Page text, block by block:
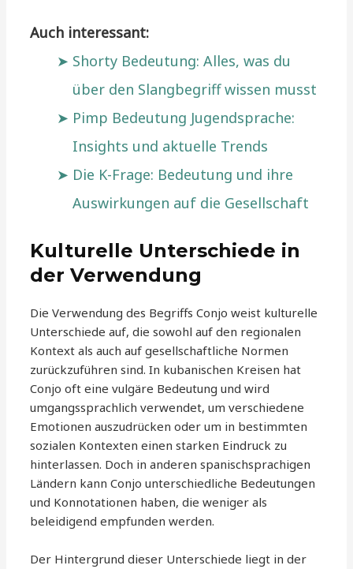
Auch interessant:
Shorty Bedeutung: Alles, was du
über den Slangbegriff wissen musst
Pimp Bedeutung Jugendsprache:
Insights und aktuelle Trends
Die K-Frage: Bedeutung und ihre
Auswirkungen auf die Gesellschaft
Kulturelle Unterschiede in
der Verwendung
Die Verwendung des Begriffs Conjo weist kulturelle
Unterschiede auf, die sowohl auf den regionalen
Kontext als auch auf gesellschaftliche Normen
zurückzuführen sind. In kubanischen Kreisen hat
Conjo oft eine vulgäre Bedeutung und wird
umgangssprachlich verwendet, um verschiedene
Emotionen auszudrücken oder um in bestimmten
sozialen Kontexten einen starken Eindruck zu
hinterlassen. Doch in anderen spanischsprachigen
Ländern kann Conjo unterschiedliche Bedeutungen
und Konnotationen haben, die weniger als
beleidigend empfunden werden.
Der Hintergrund dieser Unterschiede liegt in der